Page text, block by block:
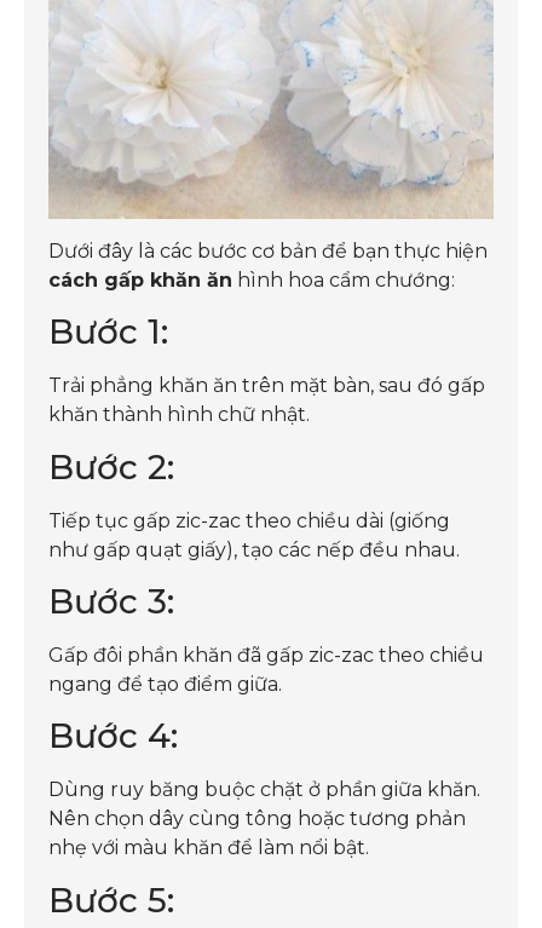
Dưới đây là các bước cơ bản để bạn thực hiện
cách gấp khăn ăn hình hoa cẩm chướng:
Bước 1:
Trải phẳng khăn ăn trên mặt bàn, sau đó gấp
khăn thành hình chữ nhật.
Bước 2:
Tiếp tục gấp zic-zac theo chiều dài (giống
như gấp quạt giấy), tạo các nếp đều nhau.
Bước 3:
Gấp đôi phần khăn đã gấp zic-zac theo chiều
ngang để tạo điểm giữa.
Bước 4:
Dùng ruy băng buộc chặt ở phần giữa khăn.
Nên chọn dây cùng tông hoặc tương phản
nhẹ với màu khăn để làm nổi bật.
Bước 5: